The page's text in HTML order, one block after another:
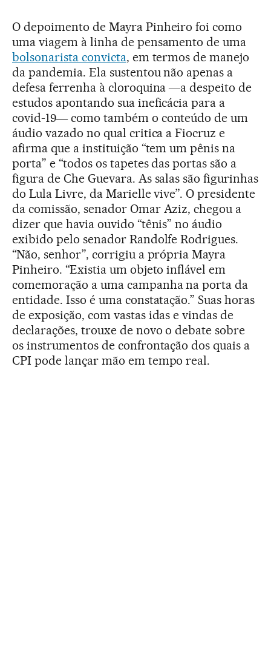
O depoimento de Mayra Pinheiro foi como
uma viagem à linha de pensamento de uma
bolsonarista convicta, em termos de manejo
da pandemia. Ela sustentou não apenas a
defesa ferrenha à cloroquina ―a despeito de
estudos apontando sua ineficácia para a
covid-19― como também o conteúdo de um
áudio vazado no qual critica a Fiocruz e
afirma que a instituição “tem um pênis na
porta” e “todos os tapetes das portas são a
figura de Che Guevara. As salas são figurinhas
do Lula Livre, da Marielle vive”. O presidente
da comissão, senador Omar Aziz, chegou a
dizer que havia ouvido “tênis” no áudio
exibido pelo senador Randolfe Rodrigues.
“Não, senhor”, corrigiu a própria Mayra
Pinheiro. “Existia um objeto inflável em
comemoração a uma campanha na porta da
entidade. Isso é uma constatação.” Suas horas
de exposição, com vastas idas e vindas de
declarações, trouxe de novo o debate sobre
os instrumentos de confrontação dos quais a
CPI pode lançar mão em tempo real.